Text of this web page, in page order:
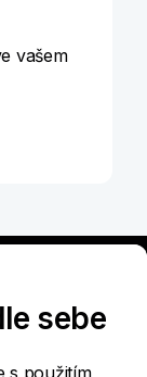
vašem
sebe
s použitím